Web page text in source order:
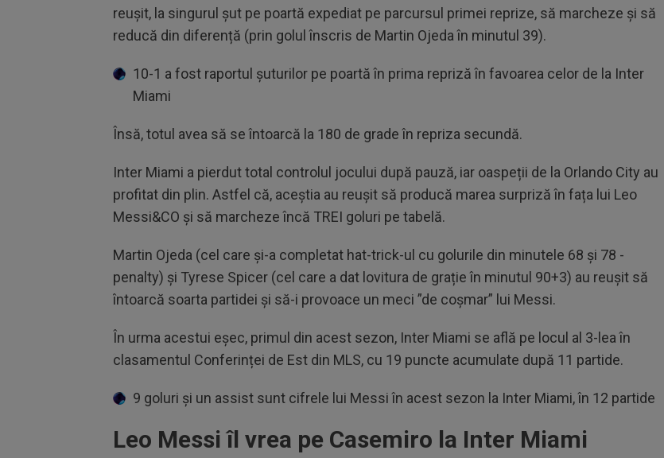
reușit, la singurul șut pe poartă expediat pe parcursul primei reprize, să marcheze și să
reducă din diferență (prin golul înscris de Martin Ojeda în minutul 39).
10-1 a fost raportul șuturilor pe poartă în prima repriză în favoarea celor de la Inter
Miami
Însă, totul avea să se întoarcă la 180 de grade în repriza secundă.
Inter Miami a pierdut total controlul jocului după pauză, iar oaspeții de la Orlando City au
profitat din plin. Astfel că, aceștia au reușit să producă marea surpriză în fața lui Leo
Messi&CO și să marcheze încă TREI goluri pe tabelă.
Martin Ojeda (cel care și-a completat hat-trick-ul cu golurile din minutele 68 și 78 -
penalty) și Tyrese Spicer (cel care a dat lovitura de grație în minutul 90+3) au reușit să
întoarcă soarta partidei și să-i provoace un meci ”de coșmar” lui Messi.
În urma acestui eșec, primul din acest sezon, Inter Miami se află pe locul al 3-lea în
clasamentul Conferinței de Est din MLS, cu 19 puncte acumulate după 11 partide.
9 goluri și un assist sunt cifrele lui Messi în acest sezon la Inter Miami, în 12 partide
Leo Messi îl vrea pe Casemiro la Inter Miami